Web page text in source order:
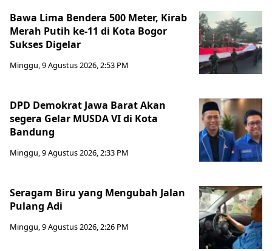
Bawa Lima Bendera 500 Meter, Kirab
Merah Putih ke-11 di Kota Bogor
Sukses Digelar
Minggu, 9 Agustus 2026, 2:53 PM
DPD Demokrat Jawa Barat Akan
segera Gelar MUSDA VI di Kota
Bandung
Minggu, 9 Agustus 2026, 2:33 PM
Seragam Biru yang Mengubah Jalan
Pulang Adi
Minggu, 9 Agustus 2026, 2:26 PM